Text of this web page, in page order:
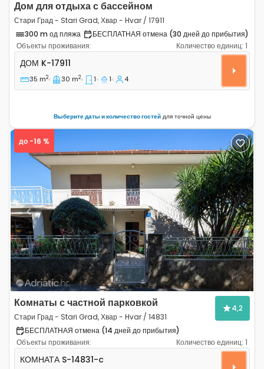
Дом для отдыха с бассейном
Стари Град - Stari Grad, Хвар - Hvar / 17911
300 m од пляжа
БЕСПЛАТНАЯ отмена (30 дней до прибытия)
Объекты проживания:
Количество единиц: 1
Однокомнатный дом Стари Град - Stari Grad, Хвар -
ДОМ K-17911
35 m2 30 m2 1 1 4
Выберите даты и количество гостейдля точной цены
Previous Next
до -16 %
Комнаты с частной парковкой
Стари Град - Stari Grad, Хвар - Hvar / 14831
4,2
БЕСПЛАТНАЯ отмена (14 дней до прибытия)
Объекты проживания:
Количество единиц: 1
Комната Стари Град - Stari Grad, Хвар - Hvar S-
КОМНАТА S-14831-c